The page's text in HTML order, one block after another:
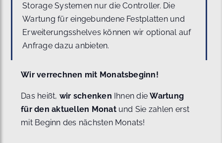
Storage Systemen nur die Controller. Die
Wartung für eingebundene Festplatten und
Erweiterungsshelves können wir optional auf
Anfrage dazu anbieten.
Wir verrechnen mit Monatsbeginn!
Das heißt, wir schenken Ihnen dieWartung
für den aktuellen Monat und Sie zahlen erst
mit Beginn des nächsten Monats!